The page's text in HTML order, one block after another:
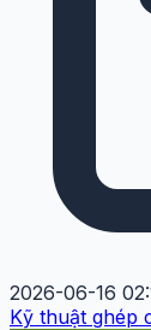
2026-06-16
Kỹ thuật ghép